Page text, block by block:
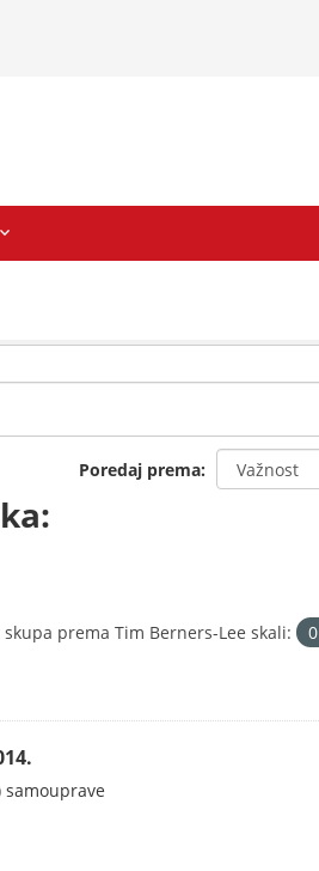
Poredaj prema
prema Tim Berners-Lee skali: 0